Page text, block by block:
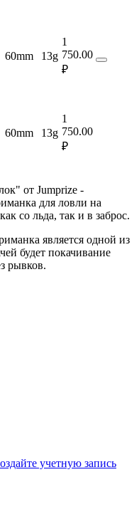
60mm 13g
1
750.00
₽
60mm 13g
1
750.00
₽
от Jumprize -
для ловли на
со льда, так и в заброс.
является одной из
будет покачивание
рывков.
учетную запись